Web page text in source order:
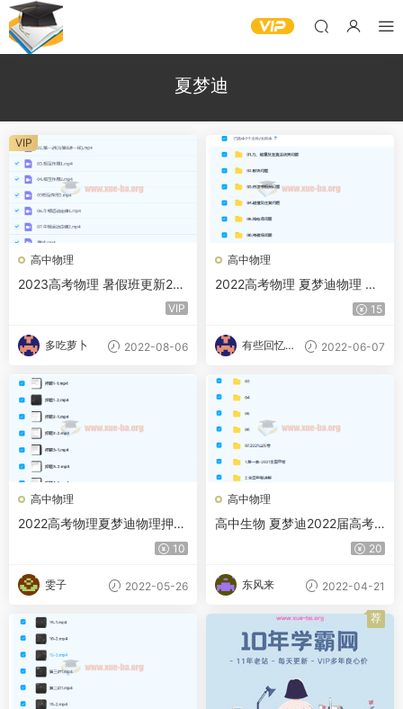
夏梦迪
高中物理
2023高考物理 暑假班更新21
VIP
多吃萝卜 2022-08-06
VIP
高中物理
2022高考物理 夏梦迪物理 压
15
有些回忆忘
2022-06-07
高中物理
2022高考物理夏梦迪物理押题
10
雯子 2022-05-26
高中物理
高中生物 夏梦迪2022届高考
物理二轮复习寒春联报 寒假班
20
东风来 2022-04-21
荐